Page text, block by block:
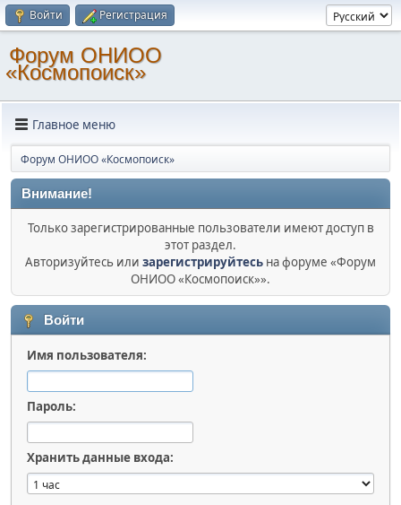
Войти Регистрация
Форум ОНИОО
«Космопоиск»
Главное меню
Форум ОНИОО «Космопоиск»
Внимание!
Только зарегистрированные пользователи имеют доступ в
этот раздел.
Авторизуйтесь или зарегистрируйтесь на форуме «Форум
ОНИОО «Космопоиск»».
Войти
Имя пользователя:
Пароль:
Хранить данные входа: